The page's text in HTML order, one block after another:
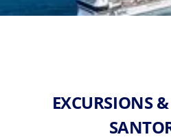
EXCURSIONS